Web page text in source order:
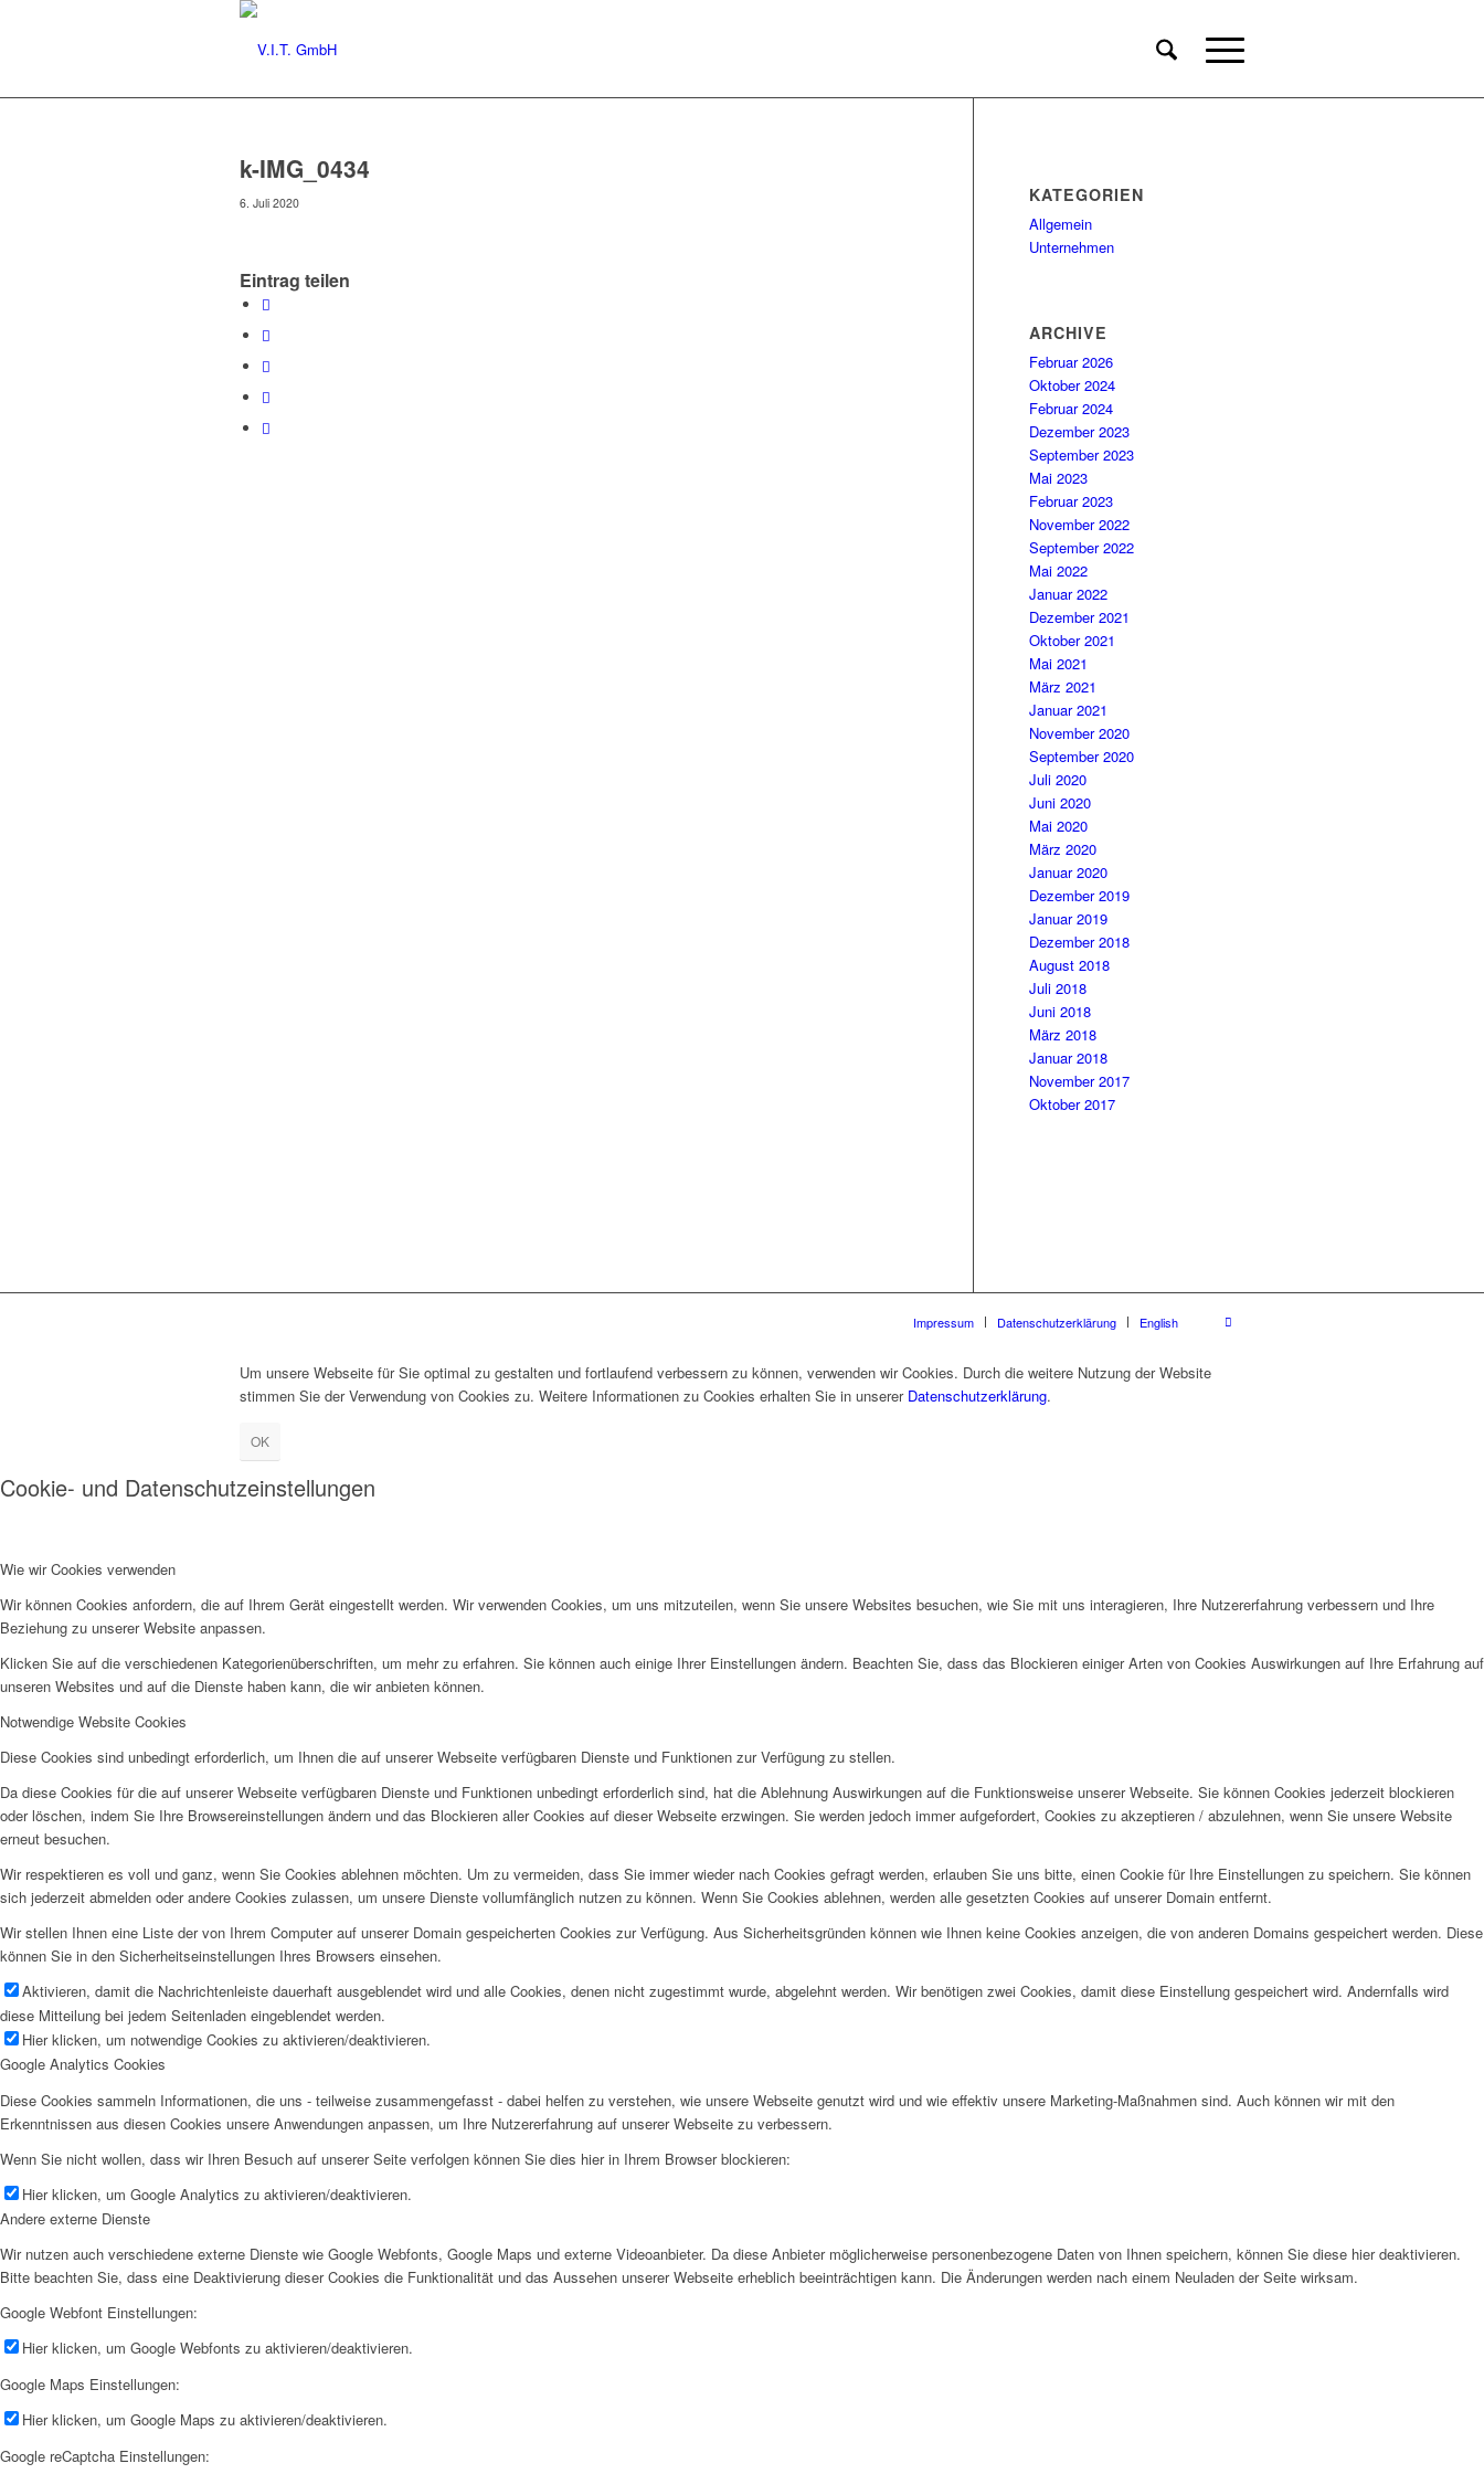
k-IMG_0434
6. Juli 2020
Eintrag teilen
KATEGORIEN
Allgemein
Unternehmen
ARCHIVE
Februar 2026
Oktober 2024
Februar 2024
Dezember 2023
September 2023
Mai 2023
Februar 2023
November 2022
September 2022
Mai 2022
Januar 2022
Dezember 2021
Oktober 2021
Mai 2021
März 2021
Januar 2021
November 2020
September 2020
Juli 2020
Juni 2020
Mai 2020
März 2020
Januar 2020
Dezember 2019
Januar 2019
Dezember 2018
August 2018
Juli 2018
Juni 2018
März 2018
Januar 2018
November 2017
Oktober 2017
Impressum Datenschutzerklärung English
Um unsere Webseite für Sie optimal zu gestalten und fortlaufend verbessern zu können, verwenden wir Cookies. Durch die weitere Nutzung der Website
stimmen Sie der Verwendung von Cookies zu. Weitere Informationen zu Cookies erhalten Sie in unserer Datenschutzerklärung.
OK
Cookie- und Datenschutzeinstellungen
Wie wir Cookies verwenden
Wir können Cookies anfordern, die auf Ihrem Gerät eingestellt werden. Wir verwenden Cookies, um uns mitzuteilen, wenn Sie unsere Websites besuchen, wie Sie mit uns interagieren, Ihre Nutzererfahrung verbessern und Ihre
Beziehung zu unserer Website anpassen.
Klicken Sie auf die verschiedenen Kategorienüberschriften, um mehr zu erfahren. Sie können auch einige Ihrer Einstellungen ändern. Beachten Sie, dass das Blockieren einiger Arten von Cookies Auswirkungen auf Ihre Erfahrung auf
unseren Websites und auf die Dienste haben kann, die wir anbieten können.
Notwendige Website Cookies
Diese Cookies sind unbedingt erforderlich, um Ihnen die auf unserer Webseite verfügbaren Dienste und Funktionen zur Verfügung zu stellen.
Da diese Cookies für die auf unserer Webseite verfügbaren Dienste und Funktionen unbedingt erforderlich sind, hat die Ablehnung Auswirkungen auf die Funktionsweise unserer Webseite. Sie können Cookies jederzeit blockieren
oder löschen, indem Sie Ihre Browsereinstellungen ändern und das Blockieren aller Cookies auf dieser Webseite erzwingen. Sie werden jedoch immer aufgefordert, Cookies zu akzeptieren / abzulehnen, wenn Sie unsere Website
erneut besuchen.
Wir respektieren es voll und ganz, wenn Sie Cookies ablehnen möchten. Um zu vermeiden, dass Sie immer wieder nach Cookies gefragt werden, erlauben Sie uns bitte, einen Cookie für Ihre Einstellungen zu speichern. Sie können
sich jederzeit abmelden oder andere Cookies zulassen, um unsere Dienste vollumfänglich nutzen zu können. Wenn Sie Cookies ablehnen, werden alle gesetzten Cookies auf unserer Domain entfernt.
Wir stellen Ihnen eine Liste der von Ihrem Computer auf unserer Domain gespeicherten Cookies zur Verfügung. Aus Sicherheitsgründen können wie Ihnen keine Cookies anzeigen, die von anderen Domains gespeichert werden. Diese
können Sie in den Sicherheitseinstellungen Ihres Browsers einsehen.
Aktivieren, damit die Nachrichtenleiste dauerhaft ausgeblendet wird und alle Cookies, denen nicht zugestimmt wurde, abgelehnt werden. Wir benötigen zwei Cookies, damit diese Einstellung gespeichert wird. Andernfalls wird
diese Mitteilung bei jedem Seitenladen eingeblendet werden.
Hier klicken, um notwendige Cookies zu aktivieren/deaktivieren.
Google Analytics Cookies
Diese Cookies sammeln Informationen, die uns - teilweise zusammengefasst - dabei helfen zu verstehen, wie unsere Webseite genutzt wird und wie effektiv unsere Marketing-Maßnahmen sind. Auch können wir mit den
Erkenntnissen aus diesen Cookies unsere Anwendungen anpassen, um Ihre Nutzererfahrung auf unserer Webseite zu verbessern.
Wenn Sie nicht wollen, dass wir Ihren Besuch auf unserer Seite verfolgen können Sie dies hier in Ihrem Browser blockieren:
Hier klicken, um Google Analytics zu aktivieren/deaktivieren.
Andere externe Dienste
Wir nutzen auch verschiedene externe Dienste wie Google Webfonts, Google Maps und externe Videoanbieter. Da diese Anbieter möglicherweise personenbezogene Daten von Ihnen speichern, können Sie diese hier deaktivieren.
Bitte beachten Sie, dass eine Deaktivierung dieser Cookies die Funktionalität und das Aussehen unserer Webseite erheblich beeinträchtigen kann. Die Änderungen werden nach einem Neuladen der Seite wirksam.
Google Webfont Einstellungen:
Hier klicken, um Google Webfonts zu aktivieren/deaktivieren.
Google Maps Einstellungen:
Hier klicken, um Google Maps zu aktivieren/deaktivieren.
Google reCaptcha Einstellungen: